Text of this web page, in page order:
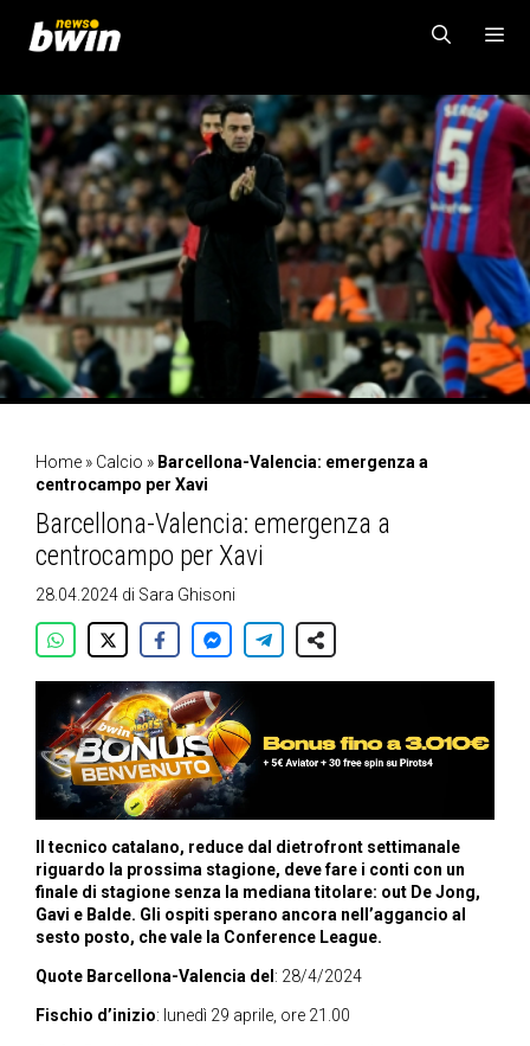
contenuto
MENU
Home » Calcio » Barcellona-Valencia: emergenza a
centrocampo per Xavi
Barcellona-Valencia: emergenza a
centrocampo per Xavi
28.04.2024 di Sara Ghisoni
Il tecnico catalano, reduce dal dietrofront settimanale
riguardo la prossima stagione, deve fare i conti con un
finale di stagione senza la mediana titolare: out De Jong,
Gavi e Balde. Gli ospiti sperano ancora nell’aggancio al
sesto posto, che vale la Conference League.
Quote Barcellona-Valencia del : 28/4/2024
Fischio d’inizio: lunedì 29 aprile, ore 21.00